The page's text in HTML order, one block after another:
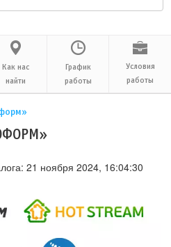
Как нас
найти
График
работы
Условия
работы
21 ноября 2024, 16:04:30